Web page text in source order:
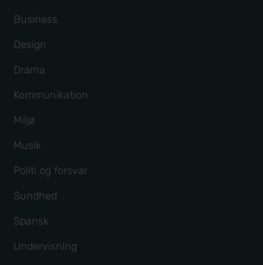
Business
Design
Drama
Kommunikation
Miljø
Musik
Politi og forsvar
Sundhed
Spansk
Undervisning